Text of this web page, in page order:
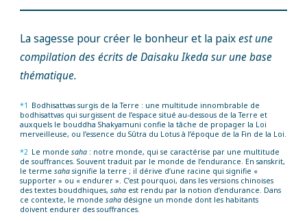
La sagesse pour créer le bonheur et la paixest une
compilation des écrits de Daisaku Ikeda sur une base
thématique.
*1 Bodhisattvas surgis de la Terre : une multitude innombrable de
bodhisattvas qui surgissent de l’espace situé au-dessous de la Terre et
auxquels le bouddha Shakyamuni confie la tâche de propager la Loi
merveilleuse, ou l’essence du Sûtra du Lotus à l’époque de la Fin de la Loi.
*2 Le monde saha: notre monde, qui se caractérise par une multitude
de souffrances. Souvent traduit par le monde de l’endurance. En sanskrit,
le terme sahasignifie la terre ; il dérive d’une racine qui signifie «
supporter » ou « endurer ». C’est pourquoi, dans les versions chinoises
des textes bouddhiques, sahaest rendu par la notion d’endurance. Dans
ce contexte, le monde sahadésigne un monde dont les habitants
doivent endurer des souffrances.